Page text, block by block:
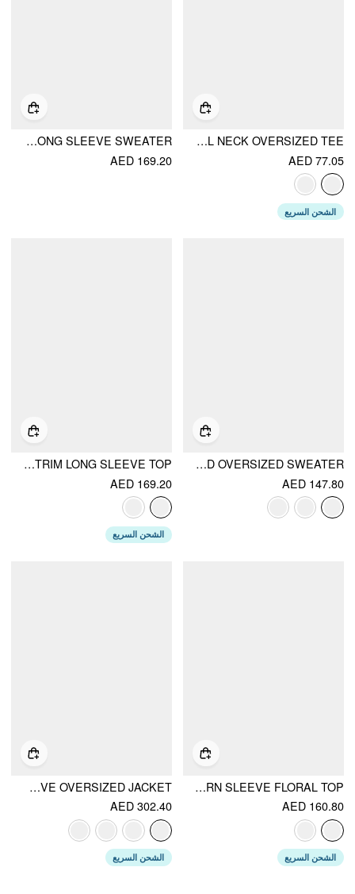
COTTON-BLEND DACHSHUND GRAPHIC ASYMMETRICAL NECK OVERSIZED TEE
AED 77.05
الشحن السريع
KNIT WOOL-BLEND V-NECK SURPLICE LACE TRIM LONG SLEEVE SWEATER
AED 169.20
KNIT WOOL-BLEND BOAT NECK STRIPED OVERSIZED SWEATER
AED 147.80
KNIT WOOL-BLEND OFF-SHOULDER LACE TRIM LONG SLEEVE TOP
AED 169.20
الشحن السريع
KNIT ASYMMETRICAL NECK LANTERN SLEEVE FLORAL TOP
AED 160.80
الشحن السريع
WOOL-LOOK FUNNEL NECK LONG SLEEVE OVERSIZED JACKET
AED 302.40
الشحن السريع